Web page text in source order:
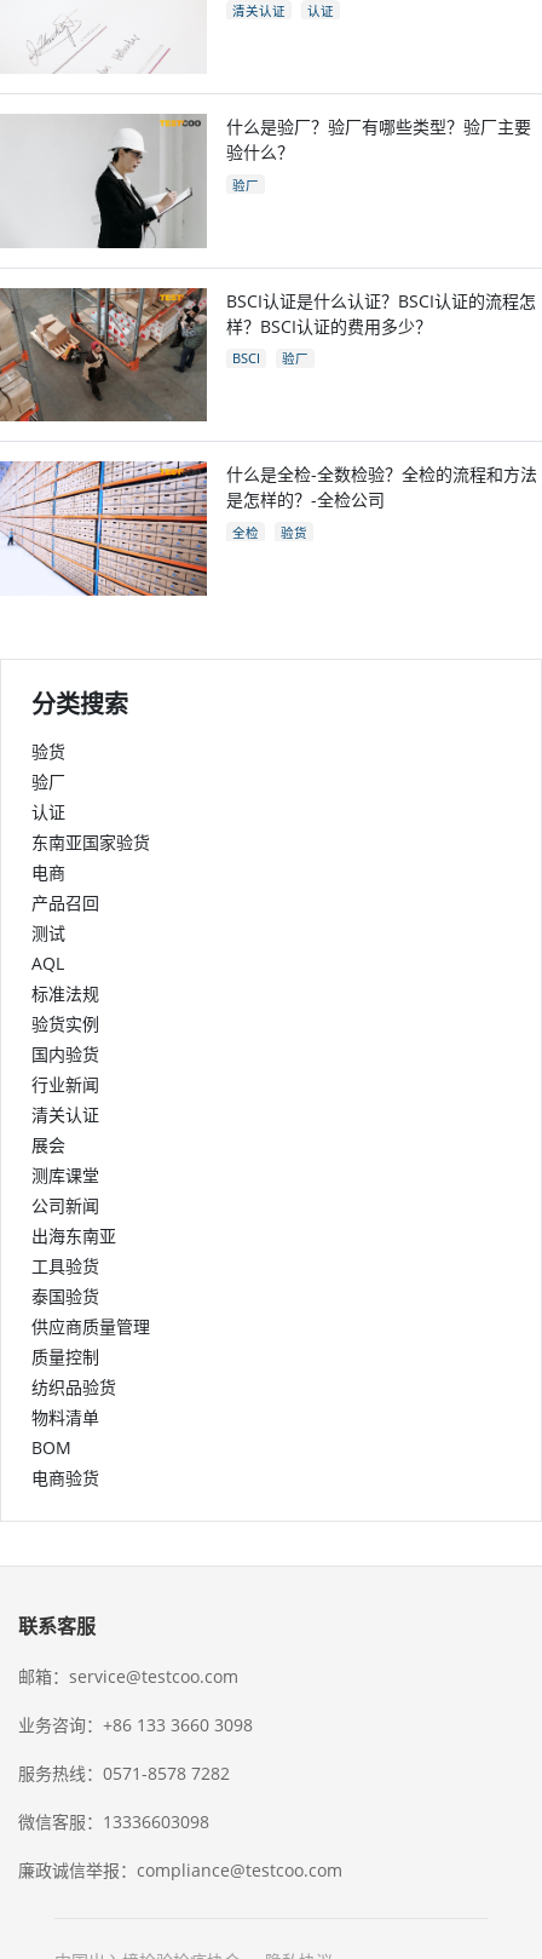
清关认证 认证
什么是验厂？验厂有哪些类型？验厂主要
验什么？
验厂
BSCI认证是什么认证？BSCI认证的流程怎
样？BSCI认证的费用多少？
BSCI 验厂
什么是全检-全数检验？全检的流程和方法
是怎样的？-全检公司
全检 验货
分类搜索
验货
验厂
认证
东南亚国家验货
电商
产品召回
测试
AQL
标准法规
验货实例
国内验货
行业新闻
清关认证
展会
测库课堂
公司新闻
出海东南亚
工具验货
泰国验货
供应商质量管理
质量控制
纺织品验货
物料清单
BOM
电商验货
联系客服
邮箱：service@testcoo.com
业务咨询：+86 133 3660 3098
服务热线：0571-8578 7282
微信客服：13336603098
廉政诚信举报：compliance@testcoo.com